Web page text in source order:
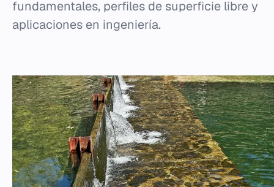
fundamentales, perfiles de superficie libre y
aplicaciones en ingeniería.